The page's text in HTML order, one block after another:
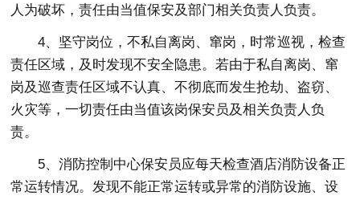
人为破坏，责任由当值保安及部门相关负责人负责。
4、坚守岗位，不私自离岗、窜岗，时常巡视，检查
责任区域，及时发现不安全隐患。若由于私自离岗、窜
岗及巡查责任区域不认真、不彻底而发生抢劫、盗窃、
火灾等，一切责任由当值该岗保安员及相关负责人负
责。
5、消防控制中心保安员应每天检查酒店消防设备正
常运转情况。发现不能正常运转或异常的消防设施、设